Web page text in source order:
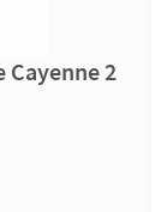
Cayenne 2